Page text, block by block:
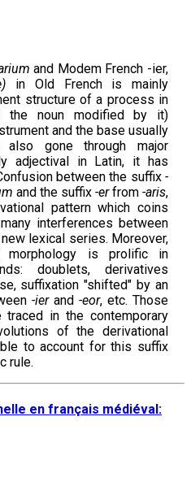
and Modem French -ier,
in Old French is mainly
structure of a process in
the noun modified by it)
and the base usually
gone through major
adjectival in Latin, it has
between the suffix -
and the suffix -erfrom -aris,
pattern which coins
interferences between
lexical series. Moreover,
morphology is prolific in
doublets, derivatives
suffixation "shifted" by an
-ierand -eor, etc. Those
in the contemporary
of the derivational
to account for this suffix
rule.
en français médiéval: